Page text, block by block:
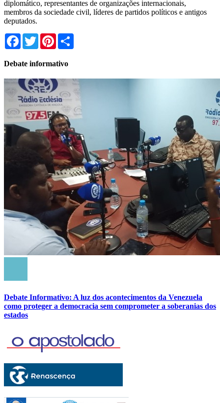
diplomático, representantes de organizações internacionais,
membros da sociedade civil, líderes de partidos políticos e antigos
deputados.
Facebook
TwitterPinterest
Debate informativo
Debate Informativo: A luz dos acontecimentos da Venezuela
como proteger a democracia sem comprometer a soberanias dos
estados